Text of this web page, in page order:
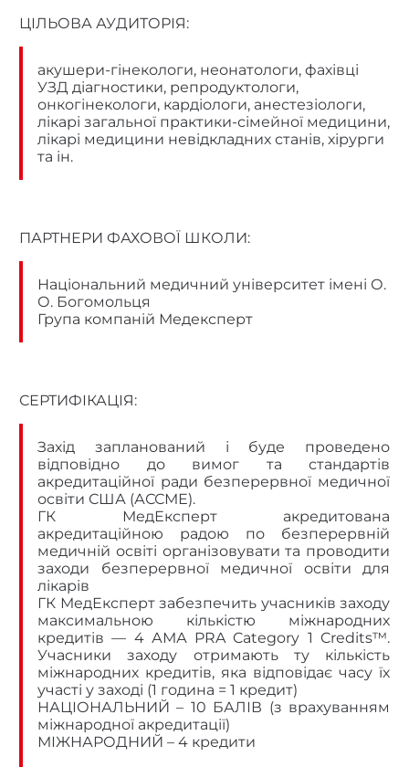
ЦІЛЬОВА АУДИТОРІЯ:
акушери-гінекологи, неонатологи, фахівці
УЗД діагностики, репродуктологи,
онкогінекологи, кардіологи, анестезіологи,
лікарі загальної практики-сімейної медицини,
лікарі медицини невідкладних станів, хірурги
та ін.
ПАРТНЕРИ ФАХОВОЇ ШКОЛИ:
Національний медичний університет імені О.
О. Богомольця
Група компаній Медексперт
СЕРТИФІКАЦІЯ:
Захід запланований і буде проведено
відповідно до вимог та стандартів
акредитаційної ради безперервної медичної
освіти США (АССМЕ).
ГК МедЕксперт акредитована
акредитаційною радою по безперервній
медичній освіті організовувати та проводити
заходи безперервної медичної освіти для
лікарів
ГК МедЕксперт забезпечить учасників заходу
максимальною кількістю міжнародних
кредитів — 4 АМА PRA Category 1 Credits™.
Учасники заходу отримають ту кількість
міжнародних кредитів, яка відповідає часу їх
участі у заході (1 година = 1 кредит)
НАЦІОНАЛЬНИЙ – 10 БАЛІВ (з врахуванням
міжнародної акредитації)
МІЖНАРОДНИЙ – 4 кредити